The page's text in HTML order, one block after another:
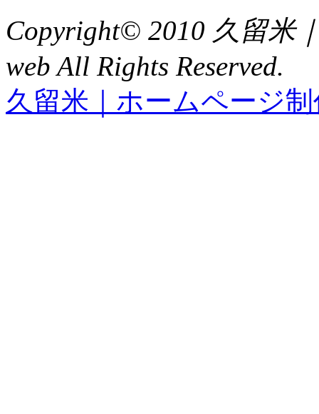
Copyright© 2010 久留米
web All Rights Reserved.
久留米｜ホームページ